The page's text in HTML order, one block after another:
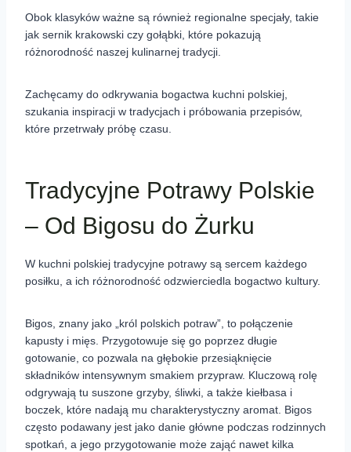
Obok klasyków ważne są również regionalne specjały, takie
jak sernik krakowski czy gołąbki, które pokazują
różnorodność naszej kulinarnej tradycji.
Zachęcamy do odkrywania bogactwa kuchni polskiej,
szukania inspiracji w tradycjach i próbowania przepisów,
które przetrwały próbę czasu.
Tradycyjne Potrawy Polskie
– Od Bigosu do Żurku
W kuchni polskiej tradycyjne potrawy są sercem każdego
posiłku, a ich różnorodność odzwierciedla bogactwo kultury.
Bigos, znany jako „król polskich potraw”, to połączenie
kapusty i mięs. Przygotowuje się go poprzez długie
gotowanie, co pozwala na głębokie przesiąknięcie
składników intensywnym smakiem przypraw. Kluczową rolę
odgrywają tu suszone grzyby, śliwki, a także kiełbasa i
boczek, które nadają mu charakterystyczny aromat. Bigos
często podawany jest jako danie główne podczas rodzinnych
spotkań, a jego przygotowanie może zająć nawet kilka